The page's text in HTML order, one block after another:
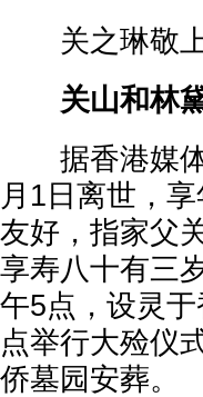
关之琳敬上
关山和林
据香港媒体
月1日离世，
友好，指家父
享寿八十有三
午5点，设灵
点举行大殓仪
侨墓园安葬。